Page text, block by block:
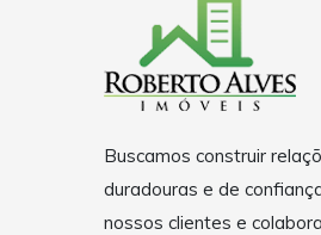
Buscamos construir
duradouras e de
nossos clientes e